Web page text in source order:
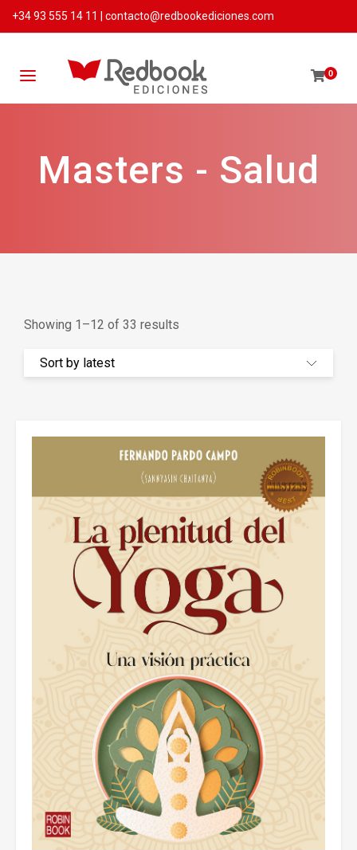
+34 93 555 14 11 contacto@redbookediciones.com
0
Masters - Salud
Showing 1–12 of 33 results